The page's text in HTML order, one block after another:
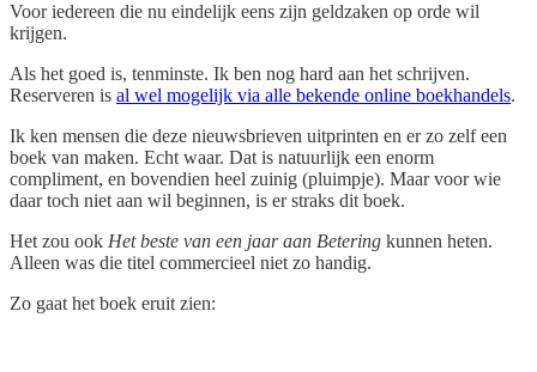
Voor iedereen die nu eindelijk eens zijn geldzaken op orde wil
krijgen.
Als het goed is, tenminste. Ik ben nog hard aan het schrijven.
Reserveren is al wel mogelijk via alle bekende online boekhandels.
Ik ken mensen die deze nieuwsbrieven uitprinten en er zo zelf een
boek van maken. Echt waar. Dat is natuurlijk een enorm
compliment, en bovendien heel zuinig (pluimpje). Maar voor wie
daar toch niet aan wil beginnen, is er straks dit boek.
Het zou ook Het beste van een jaar aan Betering kunnen heten.
Alleen was die titel commercieel niet zo handig.
Zo gaat het boek eruit zien: